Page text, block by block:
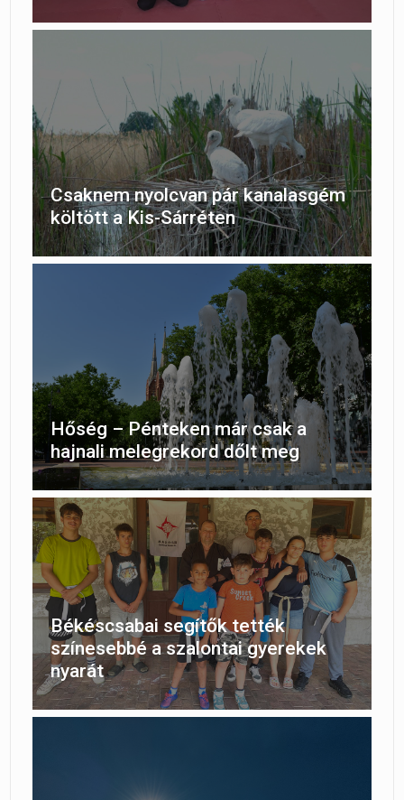
Csaknem nyolcvan pár kanalasgém
költött a Kis-Sárréten
Hőség – Pénteken már csak a
hajnali melegrekord dőlt meg
Békéscsabai segítők tették
színesebbé a szalontai gyerekek
nyarát